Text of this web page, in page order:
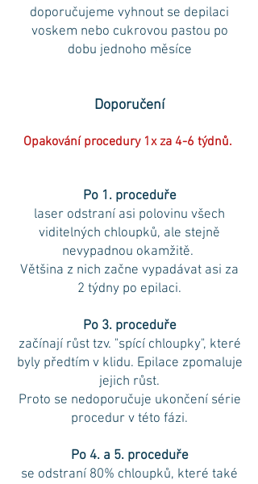
doporučujeme vyhnout se depilaci
voskem nebo cukrovou pastou po
dobu jednoho měsíce
Doporučení
Opakování procedury 1x za 4-6 týdnů.
Po 1. proceduře
laser odstraní asi polovinu všech
viditelných chloupků, ale stejně
nevypadnou okamžitě.
Většina z nich začne vypadávat asi za
2 týdny po epilaci.
Po 3. proceduře
začínají růst tzv. "spící chloupky", které
byly předtím v klidu. Epilace zpomaluje
jejich růst.
Proto se nedoporučuje ukončení série
procedur v této fázi.
Po 4. a 5. proceduře
se odstraní 80% chloupků, které také